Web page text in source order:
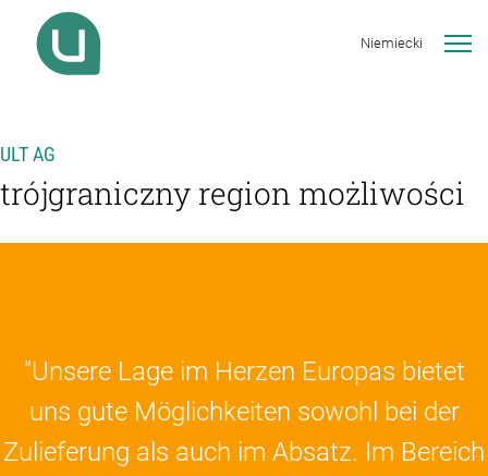
Niemiecki
ULT AG
trójgraniczny region możliwości
"Unsere Lage im Herzen Europas bietet
uns gute Möglichkeiten sowohl bei der
Zulieferung als auch im Absatz. Im Bereich